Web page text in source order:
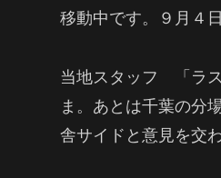
移動中です。９月４
当地スタッフ 「ラス
ま。あとは千葉の分
舎サイドと意見を交